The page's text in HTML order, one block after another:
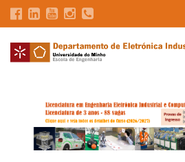
Contacts Intranet GDMI